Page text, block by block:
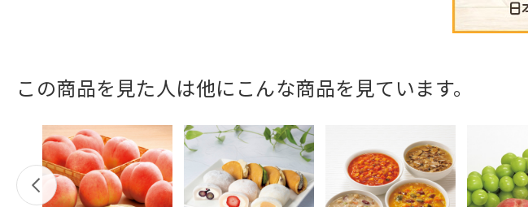
この商品を見た人は他にこんな商品を見ています。